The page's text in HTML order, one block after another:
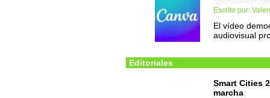
Escrito por:
El vídeo
audiovisual
Editoriales
Smart Cities
marcha